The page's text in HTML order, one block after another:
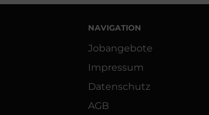
NAVIGATION
Jobangebote
Impressum
Datenschutz
AGB